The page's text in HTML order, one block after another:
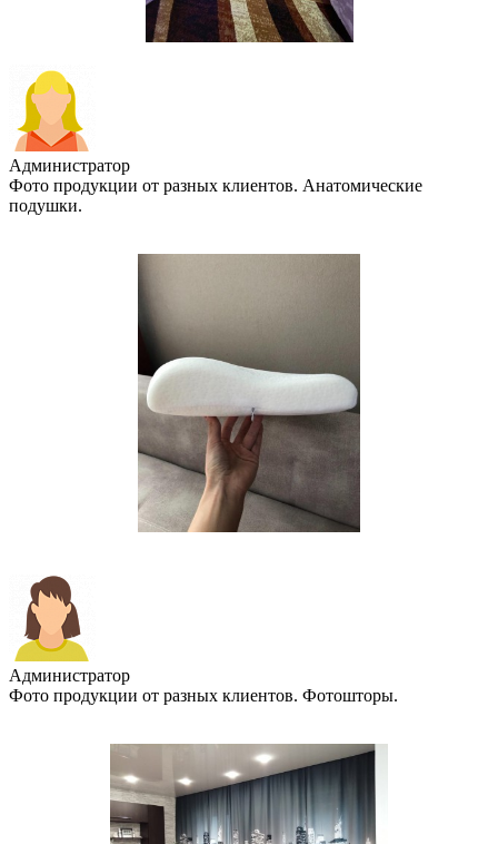
Администратор
Фото продукции от разных клиентов. Анатомические
подушки.
Администратор
Фото продукции от разных клиентов. Фотошторы.